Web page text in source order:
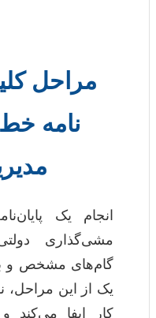
مراحل
نامه
انجام یک
مشی‌گذاری
گام‌های مشخص و
یک از این مراحل،
کار ایفا می‌کند